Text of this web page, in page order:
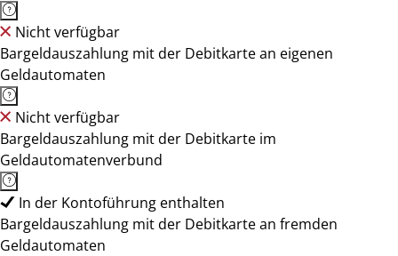
Nicht verfügbar
Bargeldauszahlung mit der Debitkarte an eigenen
Geldautomaten
Nicht verfügbar
Bargeldauszahlung mit der Debitkarte im
Geldautomatenverbund
In der Kontoführung enthalten
Bargeldauszahlung mit der Debitkarte an fremden
Geldautomaten